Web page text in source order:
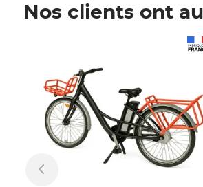
Nos clients ont